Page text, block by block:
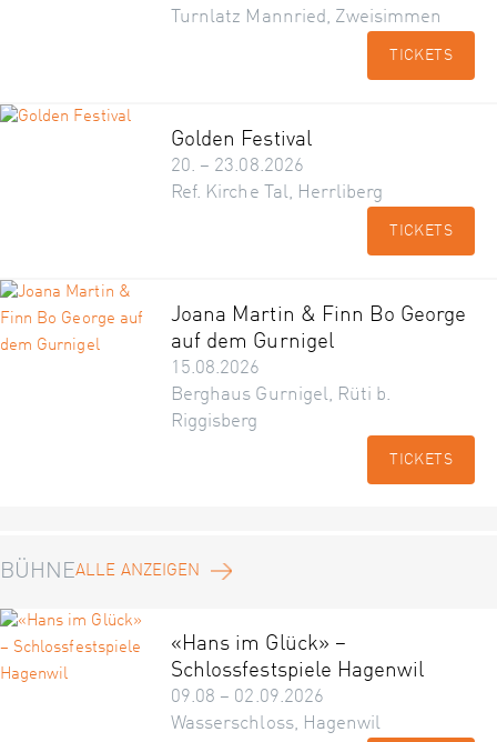
Turnlatz Mannried, Zweisimmen
TICKETS
Golden Festival
20. – 23.08.2026
Ref. Kirche Tal, Herrliberg
TICKETS
Joana Martin & Finn Bo George
auf dem Gurnigel
15.08.2026
Berghaus Gurnigel, Rüti b.
Riggisberg
TICKETS
BÜHNEALLE ANZEIGEN
«Hans im Glück» –
Schlossfestspiele Hagenwil
09.08 – 02.09.2026
Wasserschloss, Hagenwil